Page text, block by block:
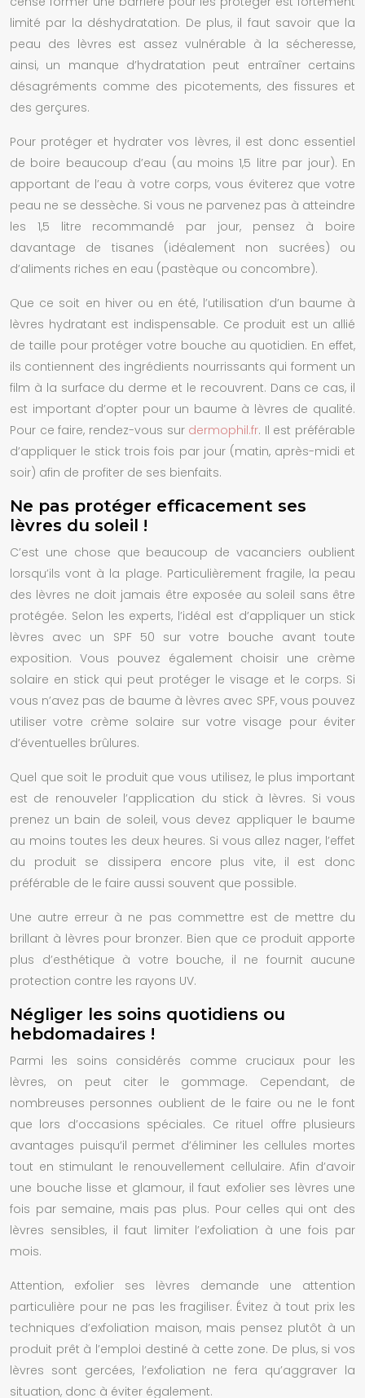
limité par la déshydratation. De plus, il faut savoir que la
peau des lèvres est assez vulnérable à la sécheresse,
ainsi, un manque d’hydratation peut entraîner certains
désagréments comme des picotements, des fissures et
des gerçures.
Pour protéger et hydrater vos lèvres, il est donc essentiel
de boire beaucoup d’eau (au moins 1,5 litre par jour). En
apportant de l’eau à votre corps, vous éviterez que votre
peau ne se dessèche. Si vous ne parvenez pas à atteindre
les 1,5 litre recommandé par jour, pensez à boire
davantage de tisanes (idéalement non sucrées) ou
d’aliments riches en eau (pastèque ou concombre).
Que ce soit en hiver ou en été, l’utilisation d’un baume à
lèvres hydratant est indispensable. Ce produit est un allié
de taille pour protéger votre bouche au quotidien. En effet,
ils contiennent des ingrédients nourrissants qui forment un
film à la surface du derme et le recouvrent. Dans ce cas, il
est important d’opter pour un baume à lèvres de qualité.
Pour ce faire, rendez-vous sur dermophil.fr. Il est préférable
d’appliquer le stick trois fois par jour (matin, après-midi et
soir) afin de profiter de ses bienfaits.
Ne pas protéger efficacement ses
lèvres du soleil !
C’est une chose que beaucoup de vacanciers oublient
lorsqu’ils vont à la plage. Particulièrement fragile, la peau
des lèvres ne doit jamais être exposée au soleil sans être
protégée. Selon les experts, l’idéal est d’appliquer un stick
lèvres avec un SPF 50 sur votre bouche avant toute
exposition. Vous pouvez également choisir une crème
solaire en stick qui peut protéger le visage et le corps. Si
vous n’avez pas de baume à lèvres avec SPF, vous pouvez
utiliser votre crème solaire sur votre visage pour éviter
d’éventuelles brûlures.
Quel que soit le produit que vous utilisez, le plus important
est de renouveler l’application du stick à lèvres. Si vous
prenez un bain de soleil, vous devez appliquer le baume
au moins toutes les deux heures. Si vous allez nager, l’effet
du produit se dissipera encore plus vite, il est donc
préférable de le faire aussi souvent que possible.
Une autre erreur à ne pas commettre est de mettre du
brillant à lèvres pour bronzer. Bien que ce produit apporte
plus d’esthétique à votre bouche, il ne fournit aucune
protection contre les rayons UV.
Négliger les soins quotidiens ou
hebdomadaires !
Parmi les soins considérés comme cruciaux pour les
lèvres, on peut citer le gommage. Cependant, de
nombreuses personnes oublient de le faire ou ne le font
que lors d’occasions spéciales. Ce rituel offre plusieurs
avantages puisqu’il permet d’éliminer les cellules mortes
tout en stimulant le renouvellement cellulaire. Afin d’avoir
une bouche lisse et glamour, il faut exfolier ses lèvres une
fois par semaine, mais pas plus. Pour celles qui ont des
lèvres sensibles, il faut limiter l’exfoliation à une fois par
mois.
Attention, exfolier ses lèvres demande une attention
particulière pour ne pas les fragiliser. Évitez à tout prix les
techniques d’exfoliation maison, mais pensez plutôt à un
produit prêt à l’emploi destiné à cette zone. De plus, si vos
lèvres sont gercées, l’exfoliation ne fera qu’aggraver la
situation, donc à éviter également.